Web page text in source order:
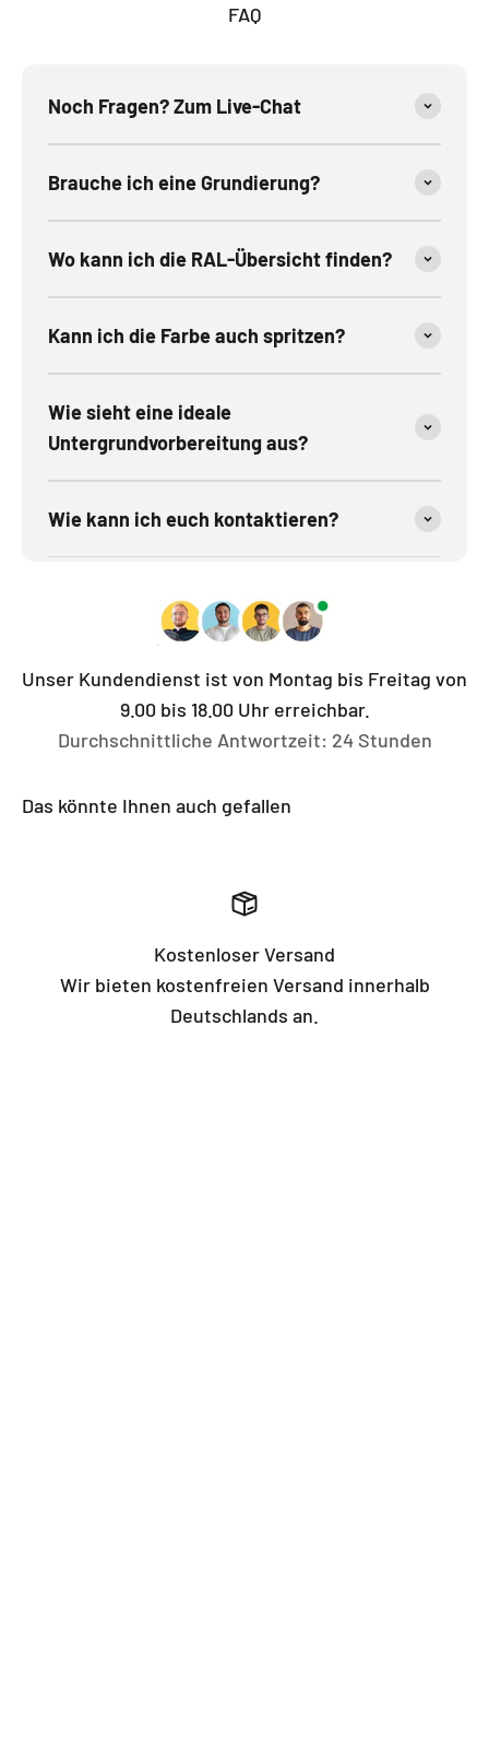
FAQ
Noch Fragen? Zum Live-Chat
Brauche ich eine Grundierung?
Wo kann ich die RAL-Übersicht finden?
Kann ich die Farbe auch spritzen?
Wie sieht eine ideale
Untergrundvorbereitung aus?
Wie kann ich euch kontaktieren?
Unser Kundendienst ist von Montag bis Freitag von
9.00 bis 18.00 Uhr erreichbar.
Durchschnittliche Antwortzeit: 24 Stunden
Das könnte Ihnen auch gefallen
Kostenloser Versand
Wir bieten kostenfreien Versand innerhalb
Deutschlands an.